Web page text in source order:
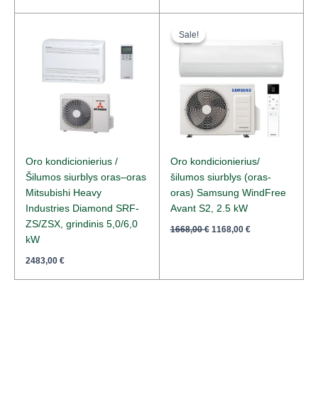
Oro kondicionierius /
Šilumos siurblys oras–oras
Mitsubishi Heavy
Industries Diamond SRF-
ZS/ZSX, grindinis 5,0/6,0
kW
2483,00 €
Sale!
Sale!
Oro kondicionierius/
šilumos siurblys (oras-
oras) Samsung WindFree
Avant S2, 2.5 kW
1668,00€ 1168,00 €